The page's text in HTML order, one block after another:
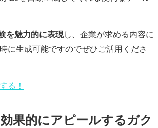
を魅力的に表現し、企業が求める内容に
に生成可能ですのでぜひご活用くださ
る！
果的にアピールするガク